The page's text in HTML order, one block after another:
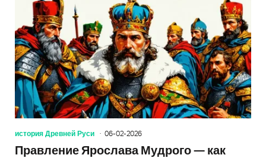
история Древней Руси 06-02-2026
Правление Ярослава Мудрого — как